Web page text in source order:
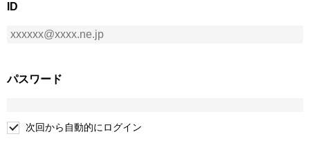
ID
パスワード
次回から自動的にログイン